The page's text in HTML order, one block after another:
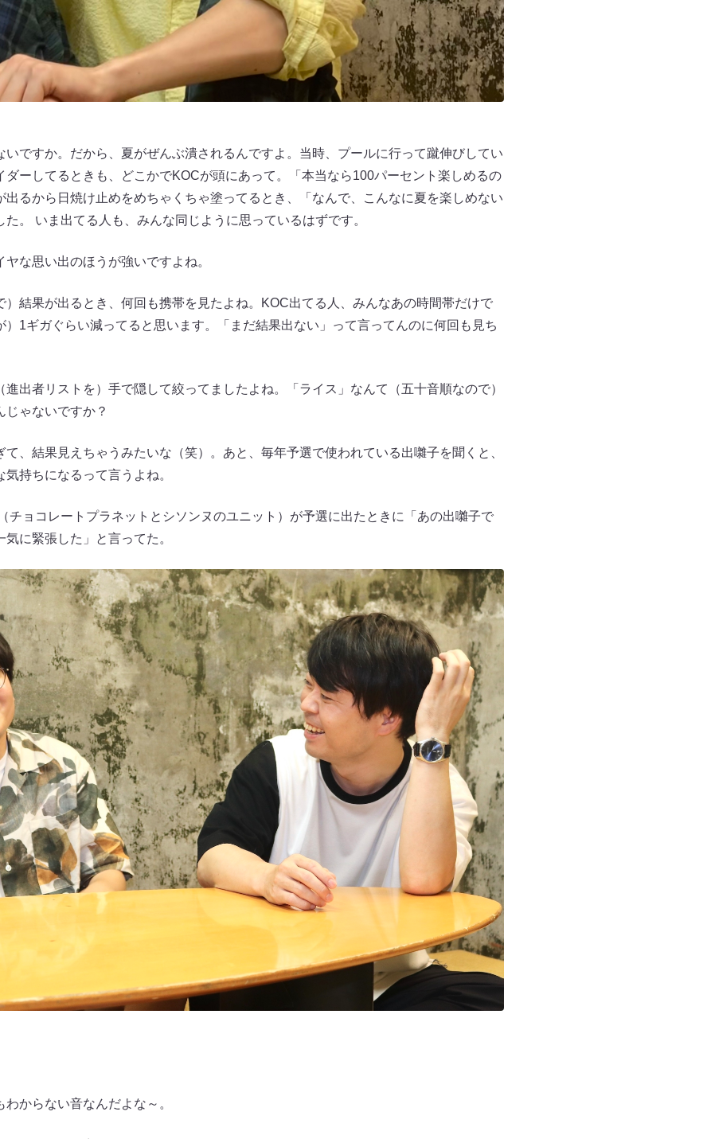
ですか。だから、夏がぜんぶ潰されるんですよ。当時、プールに行って蹴伸びしてい
ダーしてるときも、どこかでKOCが頭にあって。「本当なら100パーセント楽しめるの
出るから日焼け止めをめちゃくちゃ塗ってるとき、「なんで、こんなに夏を楽しめない
。 いま出てる人も、みんな同じように思っているはずです。
な思い出のほうが強いですよね。
結果が出るとき、何回も携帯を見たよね。KOC出てる人、みんなあの時間帯だけで
）1ギガぐらい減ってると思います。「まだ結果出ない」って言ってんのに何回も見ち
出者リストを）手で隠して絞ってましたよね。「ライス」なんて（五十音順なので）
じゃないですか？
、結果見えちゃうみたいな（笑）。あと、毎年予選で使われている出囃子を聞くと、
持ちになるって言うよね。
ョコレートプラネットとシソンヌのユニット）が予選に出たときに「あの出囃子で
に緊張した」と言ってた。
からない音なんだよな～。